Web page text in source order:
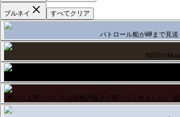
ブルネイ すべてクリア
パトロール船が岬まで見
N037の
幸いにも帰りのバスは桟橋の脇まで廻ってくれました。